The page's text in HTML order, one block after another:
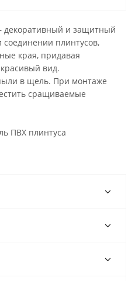
декоративный и защитный
плинтусов,
края, придавая
вид.
в щель. При монтаже
сращиваемые
плинтуса